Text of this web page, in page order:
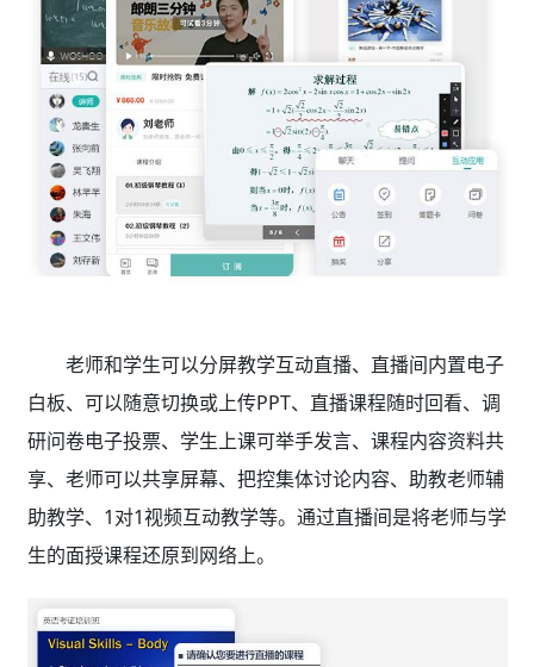
老师和学生可以分屏教学互动直播、直播间内置电子
白板、可以随意切换或上传PPT、直播课程随时回看、调
研问卷电子投票、学生上课可举手发言、课程内容资料共
享、老师可以共享屏幕、把控集体讨论内容、助教老师辅
助教学、1对1视频互动教学等。通过直播间是将老师与学
生的面授课程还原到网络上。